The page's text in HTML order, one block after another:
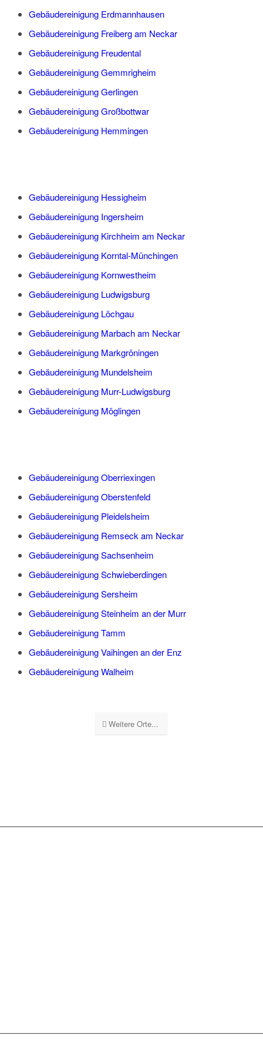
Gebäudereinigung Erdmannhausen
Gebäudereinigung Freiberg am Neckar
Gebäudereinigung Freudental
Gebäudereinigung Gemmrigheim
Gebäudereinigung Gerlingen
Gebäudereinigung Großbottwar
Gebäudereinigung Hemmingen
Gebäudereinigung Hessigheim
Gebäudereinigung Ingersheim
Gebäudereinigung Kirchheim am Neckar
Gebäudereinigung Korntal-Münchingen
Gebäudereinigung Kornwestheim
Gebäudereinigung Ludwigsburg
Gebäudereinigung Löchgau
Gebäudereinigung Marbach am Neckar
Gebäudereinigung Markgröningen
Gebäudereinigung Mundelsheim
Gebäudereinigung Murr-Ludwigsburg
Gebäudereinigung Möglingen
Gebäudereinigung Oberriexingen
Gebäudereinigung Oberstenfeld
Gebäudereinigung Pleidelsheim
Gebäudereinigung Remseck am Neckar
Gebäudereinigung Sachsenheim
Gebäudereinigung Schwieberdingen
Gebäudereinigung Sersheim
Gebäudereinigung Steinheim an der Murr
Gebäudereinigung Tamm
Gebäudereinigung Vaihingen an der Enz
Gebäudereinigung Walheim
Weitere Orte...